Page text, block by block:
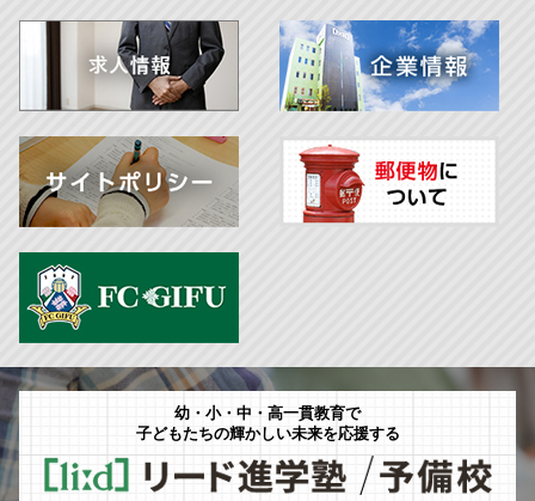
幼・小・中・高一貫教育で
子どもたちの輝かしい未来を応援する